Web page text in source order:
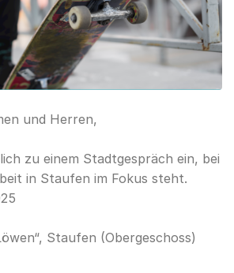
und Herren,
zu einem Stadtgespräch ein, bei
in Staufen im Fokus steht.
Staufen (Obergeschoss)